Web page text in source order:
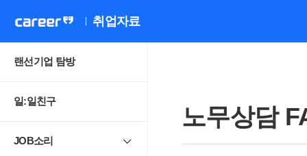
취업자료
랜선기업 탐방
일:일친구
JOB소리
노무상담